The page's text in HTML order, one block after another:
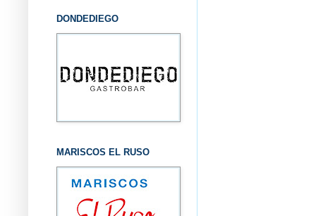
DONDEDIEGO
MARISCOS EL RUSO